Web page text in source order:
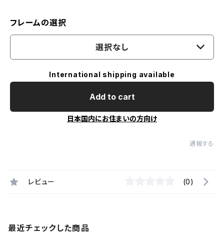
フレームの選択
選択なし
International shipping available
Add to cart
日本国内にお住まいの方向け
通報する
レビュー (0)
最近チェックした商品